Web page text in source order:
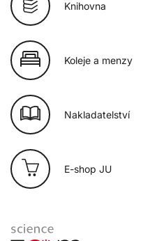
Knihovna
Koleje a menzy
Nakladatelství
E-shop JU